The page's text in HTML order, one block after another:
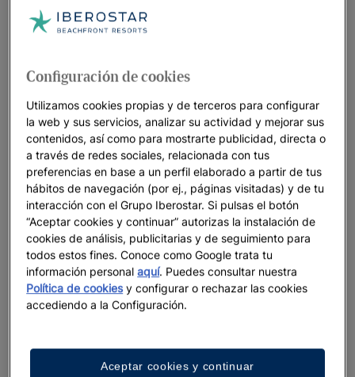
Hasta 30% de dto. en hoteles seleccionados
Ofertas de última hora
Ver oferta
Hasta 25%
Oferta del mes |
Ver oferta
Configuración de cookies
Utilizamos cookies propias y de terceros para configurar
la web y sus servicios, analizar su actividad y mejorar sus
contenidos, así como para mostrarte publicidad, directa o
a través de redes sociales, relacionada con tus
preferencias en base a un perfil elaborado a partir de tus
hábitos de navegación (por ej., páginas visitadas) y de tu
interacción con el Grupo Iberostar. Si pulsas el botón
“Aceptar cookies y continuar” autorizas la instalación de
cookies de análisis, publicitarias y de seguimiento para
todos estos fines. Conoce como Google trata tu
información personalaquí. Puedes consultar nuestra
Política de cookiesy configurar o rechazar las cookies
accediendo a la Configuración.
Aceptar cookies y continuar